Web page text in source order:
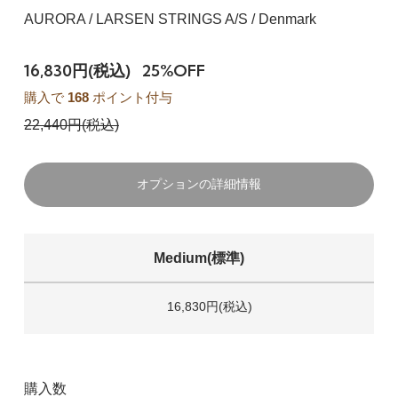
AURORA / LARSEN STRINGS A/S / Denmark
16,830円(税込) 25%OFF
購入で 168ポイント付与
22,440円(税込)
オプションの詳細情報
Medium(標準)
16,830円(税込)
購入数